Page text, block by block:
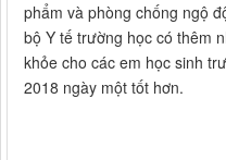
phẩm và phòng chống ngộ
bộ Y tế trường học có thêm
khỏe cho các em học sinh
2018 ngày một tốt hơn.